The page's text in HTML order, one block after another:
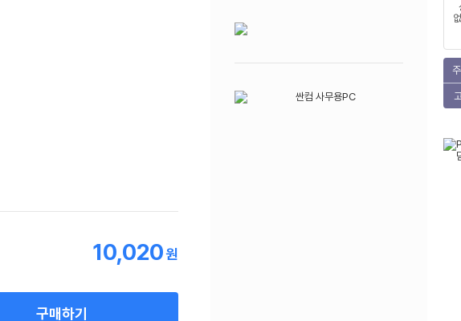
10,020원
구매하기